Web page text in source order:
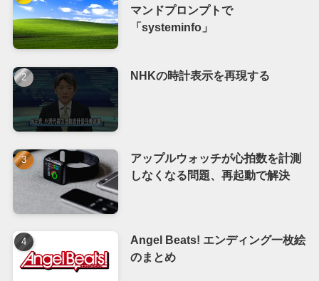
マンドプロンプトで
「systeminfo」
NHKの時計表示を再現する
アップルウォッチが心拍数を計測
しなくなる問題、再起動で解決
Angel Beats! エンディング一枚絵
のまとめ